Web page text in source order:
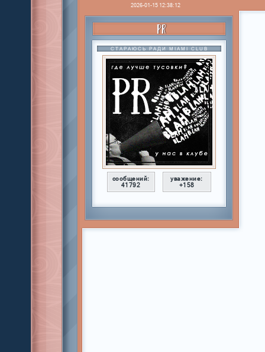
2026-01-15 12:38:12
PR
СТАРАЮСЬ РАДИ MIAMI CLUB
сообщений:
41792
уважение:
+158